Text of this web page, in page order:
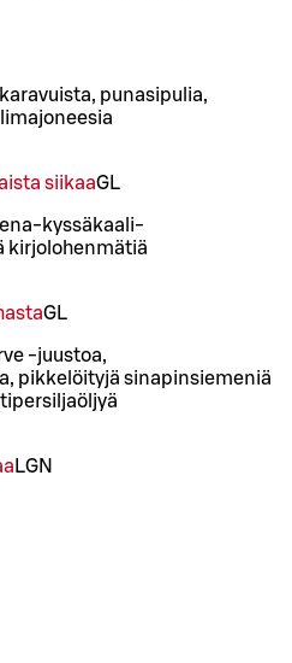
punasipulia,
siikaaGL
kyssäkaali-
kirjolohenmätiä
GL
-juustoa,
pikkelöityjä sinapinsiemeniä
LGN